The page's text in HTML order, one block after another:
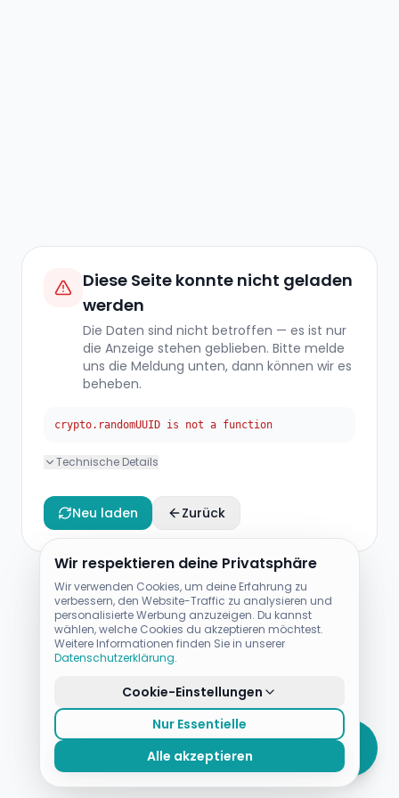
Wir respektieren deine Privatsphäre
Wir verwenden Cookies, um deine Erfahrung zu
verbessern, den Website-Traffic zu analysieren und
personalisierte Werbung anzuzeigen. Du kannst
wählen, welche Cookies du akzeptieren möchtest.
Weitere Informationen finden Sie in unserer
Datenschutzerklärung.
Cookie-Einstellungen
Nur Essentielle
Alle akzeptieren
Diese Seite konnte nicht geladen
werden
Die Daten sind nicht betroffen — es ist nur
die Anzeige stehen geblieben. Bitte melde
uns die Meldung unten, dann können wir es
beheben.
crypto.randomUUID is not a function
Technische Details
Neu laden Zurück